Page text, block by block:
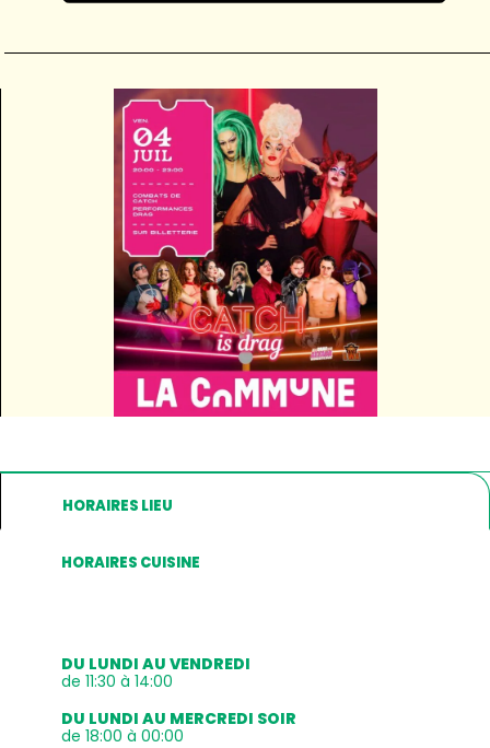
HORAIRES LIEU
HORAIRES CUISINE
DU LUNDI AU VENDREDI
de 11:30 à 14:00
DU LUNDI AU MERCREDI SOIR
de 18:00 à 00:00